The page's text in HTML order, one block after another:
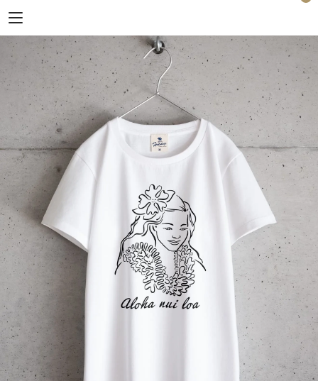
Horizon Blue